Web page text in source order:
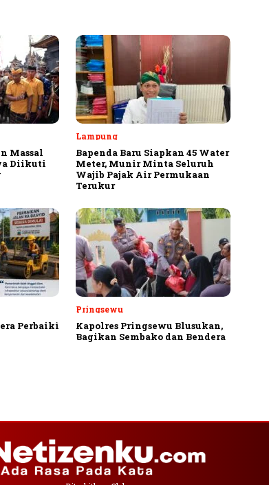
Massal
Diikuti
Lampung
Bapenda Baru Siapkan 45 Water
Meter, Munir Minta Seluruh
Wajib Pajak Air Permukaan
Terukur
Perbaiki
Pringsewu
Kapolres Pringsewu Blusukan,
Bagikan Sembako dan Bendera